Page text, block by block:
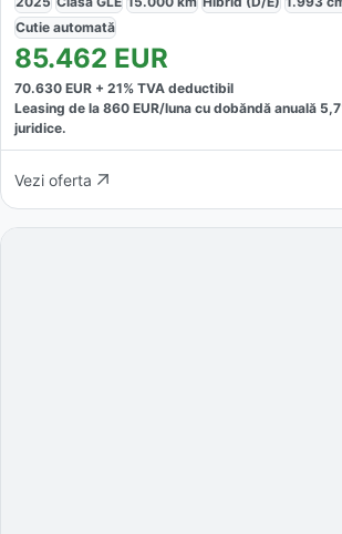
Cutie automată
85.462 EUR
70.630 EUR + 21% TVA deductibil
Leasing de la 860 EUR/luna cu dobăndă anuală 5,7
juridice.
Vezi oferta